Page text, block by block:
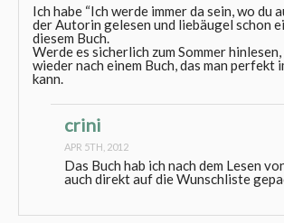
Ich habe “Ich werde immer da sein, wo du
der Autorin gelesen und liebäugel schon
diesem Buch.
Werde es sicherlich zum Sommer
wieder nach einem Buch, das man perfekt
kann.
crini
APR 5TH, 2012
Das Buch hab ich nach dem Lesen
auch direkt auf die Wunschliste